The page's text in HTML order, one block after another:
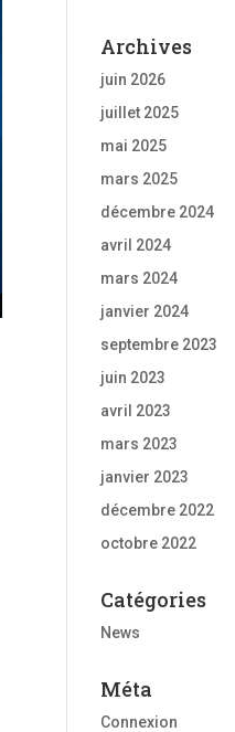
Archives
juin 2026
juillet 2025
mai 2025
mars 2025
décembre 2024
avril 2024
mars 2024
janvier 2024
septembre 2023
juin 2023
avril 2023
mars 2023
janvier 2023
décembre 2022
octobre 2022
Catégories
News
Méta
Connexion